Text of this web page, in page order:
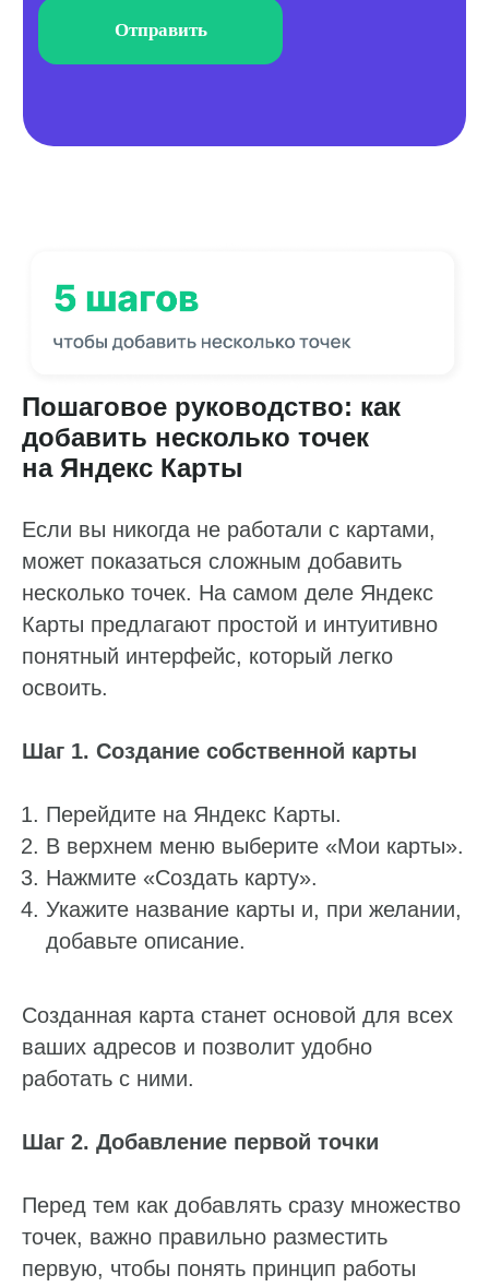
Пошаговое руководство: как
добавить несколько точек
на Яндекс Карты
Если вы никогда не работали с картами,
может показаться сложным добавить
несколько точек. На самом деле Яндекс
Карты предлагают простой и интуитивно
понятный интерфейс, который легко
освоить.
Шаг 1. Создание собственной карты
Перейдите на Яндекс Карты.
В верхнем меню выберите «Мои карты».
Нажмите «Создать карту».
Укажите название карты и, при желании,
добавьте описание.
Созданная карта станет основой для всех
ваших адресов и позволит удобно
работать с ними.
Шаг 2. Добавление первой точки
Перед тем как добавлять сразу множество
точек, важно правильно разместить
первую, чтобы понять принцип работы